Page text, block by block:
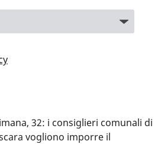
32: i consiglieri comunali di
vogliono imporre il